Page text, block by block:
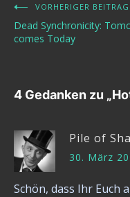
VORHERIGER BEITRAG
Dead Synchronicity:
comes Today
4 Gedanken zu „
Pile of
30. März
Schön, dass Ihr Euch